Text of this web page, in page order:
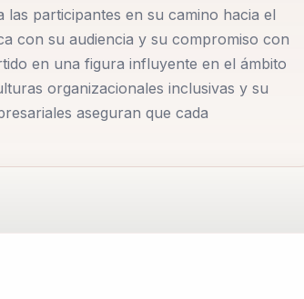
participantes en su camino hacia el
con su audiencia y su compromiso con
en una figura influyente en el ámbito
organizacionales inclusivas y su
aseguran que cada